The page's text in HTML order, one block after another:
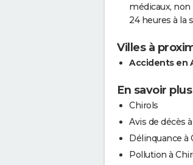
médicaux,
24 heures à la
Villes à
Accidents en
En savoir
Chirols
Avis de décès
Délinquance à
Pollution à